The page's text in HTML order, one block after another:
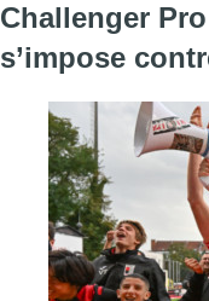
Challenger
s’impose